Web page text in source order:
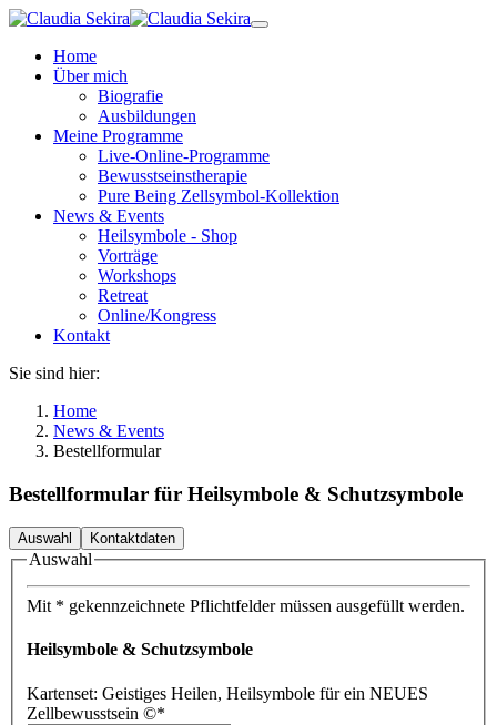
Zum
springenHome
Über mich
Biografie
Ausbildungen
Meine Programme
Live-Online-Programme
Bewusstseinstherapie
Pure Being Zellsymbol-Kollektion
News & Events
Heilsymbole - Shop
Vorträge
Workshops
Retreat
Online/Kongress
Kontakt
Sie sind hier:
Home
News & Events
Bestellformular
Bestellformular für Heilsymbole & Schutzsymbole
Auswahl Kontaktdaten
Auswahl
Mit * gekennzeichnete Pflichtfelder müssen ausgefüllt werden.
Heilsymbole & Schutzsymbole
Kartenset: Geistiges Heilen, Heilsymbole für ein NEUES
Zellbewusstsein ©*